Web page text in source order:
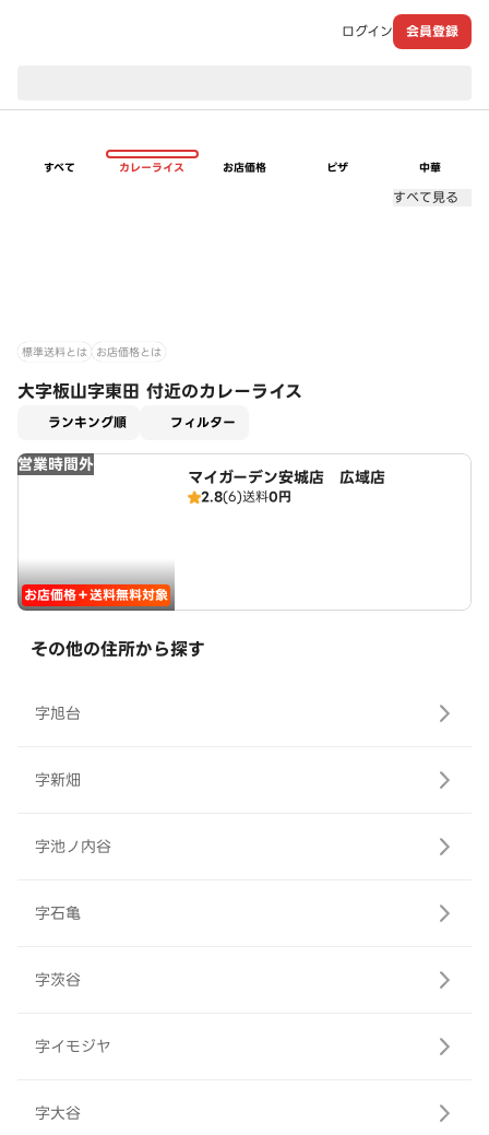
ログイン 会員登録
すべて カレーライス お店価格 ピザ 中華
すべて見る
標準送料とは お店価格とは
大字板山字東田 付近のカレーライス
ランキング順 フィルター
営業時間外
お店価格＋送料無料対象
マイガーデン安城店 広域店
2.8(6)送料0円
その他の住所から探す
字旭台
字新畑
字池ノ内谷
字石亀
字茨谷
字イモジヤ
字大谷